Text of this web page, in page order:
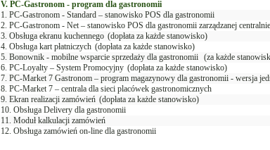
V. PC-Gastronom - program dla gastronomii
1. PC-Gastronom - Standard – stanowisko POS dla gastronomii
2. PC-Gastronom - Net – stanowisko POS dla gastronomii zarządzanej centralnie
3. Obsługa ekranu kuchennego (dopłata za każde stanowisko)
4. Obsługa kart płatniczych (dopłata za każde stanowisko)
5. Bonownik - mobilne wsparcie sprzedaży dla gastronomii (za każde
6. PC-Loyalty – System Promocyjny (dopłata za każde stanowisko)
7. PC-Market 7 Gastronom – program magazynowy dla gastronomii - wersja
8. PC-Market 7 – centrala dla sieci placówek gastronomicznych
9. Ekran realizacji zamówień (dopłata za każde stanowisko)
10. Obsługa Delivery dla gastronomii
11. Moduł kalkulacji zamówień
12. Obsługa zamówień on-line dla gastronomii